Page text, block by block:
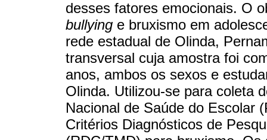
desses fatores emocionais. O
bullying e bruxismo em
rede estadual de Olinda,
transversal cuja amostra foi
anos, ambos os sexos e
Olinda. Utilizou-se para coleta
Nacional de Saúde do Escolar
Critérios Diagnósticos de